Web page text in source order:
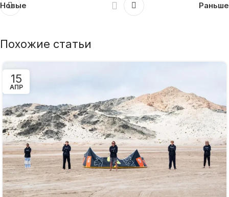
Новые Раньше
Похожие статьи
15
АПР